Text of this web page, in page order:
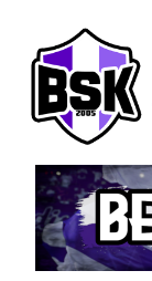
contenido